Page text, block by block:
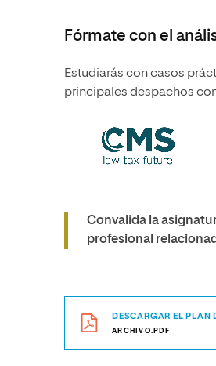
Fórmate con el
Estudiarás con casos
principales despachos
Convalida la
profesional
DESCARGAR EL PLAN
ARCHIVO.PDF